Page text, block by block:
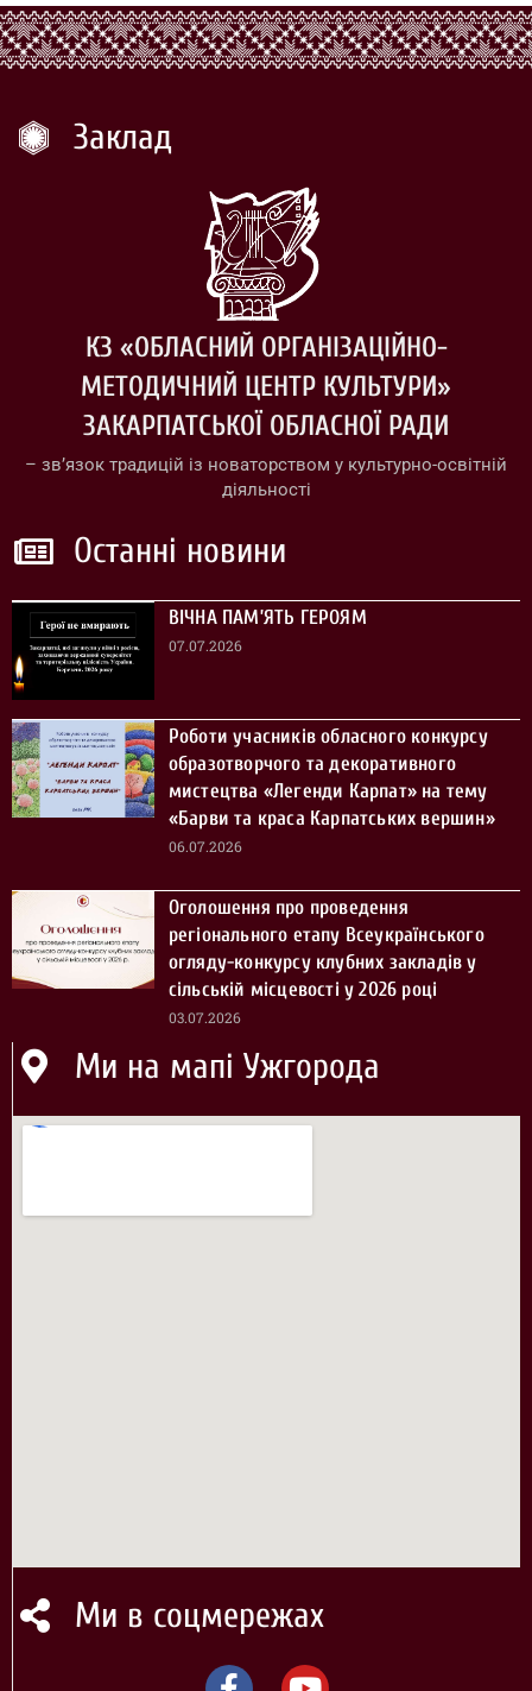
Заклад
КЗ «ОБЛАСНИЙ ОРГАНІЗАЦІЙНО-
МЕТОДИЧНИЙ ЦЕНТР КУЛЬТУРИ»
ЗАКАРПАТСЬКОЇ ОБЛАСНОЇ РАДИ
– зв’язок традицій із новаторством у культурно-освітній
діяльності
Останні новини
ВІЧНА ПАМ’ЯТЬ ГЕРОЯМ
07.07.2026
Роботи учасників обласного конкурсу
образотворчого та декоративного
мистецтва «Легенди Карпат» на тему
«Барви та краса Карпатських вершин»
06.07.2026
Оголошення про проведення
регіонального етапу Всеукраїнського
огляду-конкурсу клубних закладів у
сільській місцевості у 2026 році
03.07.2026
Ми на мапі Ужгорода
Ми в соцмережах